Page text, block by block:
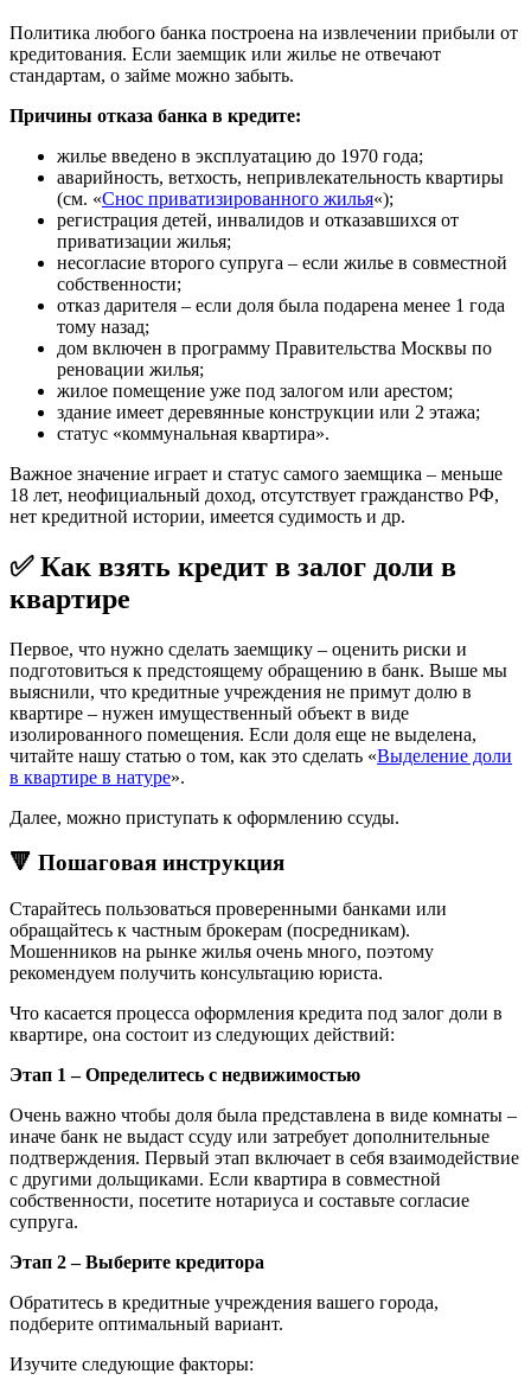
Политика любого банка построена на извлечении прибыли от
кредитования. Если заемщик или жилье не отвечают
стандартам, о займе можно забыть.
Причины отказа банка в кредите:
жилье введено в эксплуатацию до 1970 года;
аварийность, ветхость, непривлекательность квартиры
(см. «Снос приватизированного жилья«);
регистрация детей, инвалидов и отказавшихся от
приватизации жилья;
несогласие второго супруга – если жилье в совместной
собственности;
отказ дарителя – если доля была подарена менее 1 года
тому назад;
дом включен в программу Правительства Москвы по
реновации жилья;
жилое помещение уже под залогом или арестом;
здание имеет деревянные конструкции или 2 этажа;
статус «коммунальная квартира».
Важное значение играет и статус самого заемщика – меньше
18 лет, неофициальный доход, отсутствует гражданство РФ,
нет кредитной истории, имеется судимость и др.
✅ Как взять кредит в залог доли в
квартире
Первое, что нужно сделать заемщику – оценить риски и
подготовиться к предстоящему обращению в банк. Выше мы
выяснили, что кредитные учреждения не примут долю в
квартире – нужен имущественный объект в виде
изолированного помещения. Если доля еще не выделена,
читайте нашу статью о том, как это сделать «Выделение доли
в квартире в натуре».
Далее, можно приступать к оформлению ссуды.
🔻 Пошаговая инструкция
Старайтесь пользоваться проверенными банками или
обращайтесь к частным брокерам (посредникам).
Мошенников на рынке жилья очень много, поэтому
рекомендуем получить консультацию юриста.
Что касается процесса оформления кредита под залог доли в
квартире, она состоит из следующих действий:
Этап 1 – Определитесь с недвижимостью
Очень важно чтобы доля была представлена в виде комнаты –
иначе банк не выдаст ссуду или затребует дополнительные
подтверждения. Первый этап включает в себя взаимодействие
с другими дольщиками. Если квартира в совместной
собственности, посетите нотариуса и составьте согласие
супруга.
Этап 2 – Выберите кредитора
Обратитесь в кредитные учреждения вашего города,
подберите оптимальный вариант.
Изучите следующие факторы: